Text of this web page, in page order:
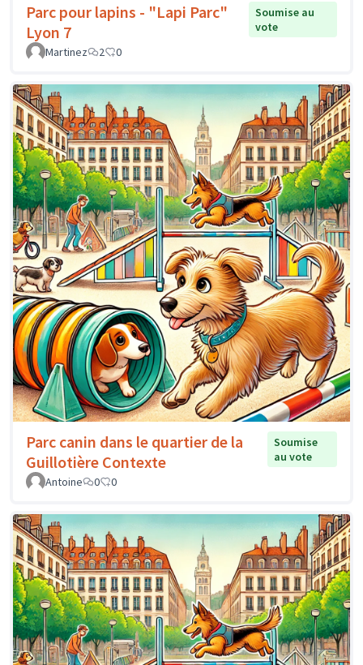
Parc pour lapins - "Lapi Parc"
Lyon 7
Soumise au
vote
Martinez
2 0
Parc canin dans le quartier de la
Guillotière Contexte
Soumise
au vote
Antoine
0 0